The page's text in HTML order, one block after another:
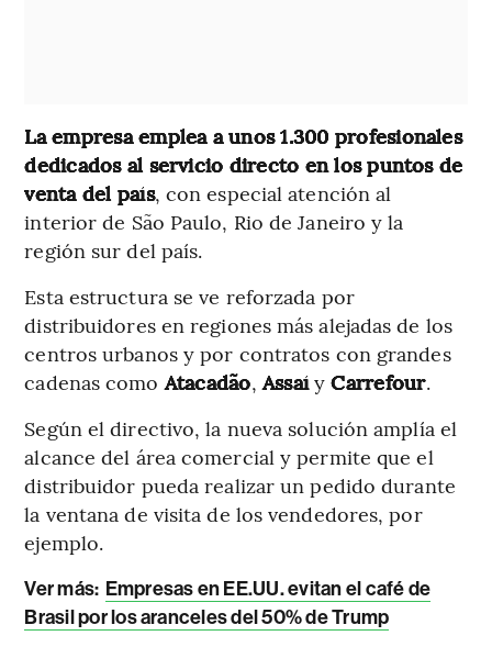
La empresa emplea a unos 1.300 profesionales
dedicados al servicio directo en los puntos de
venta del país, con especial atención al
interior de São Paulo, Rio de Janeiro y la
región sur del país.
Esta estructura se ve reforzada por
distribuidores en regiones más alejadas de los
centros urbanos y por contratos con grandes
cadenas comoAtacadão,AssaíyCarrefour.
Según el directivo, la nueva solución amplía el
alcance del área comercial y permite que el
distribuidor pueda realizar un pedido durante
la ventana de visita de los vendedores, por
ejemplo.
Ver más: Empresas en EE.UU. evitan el café de
Brasil por los aranceles del 50% de Trump